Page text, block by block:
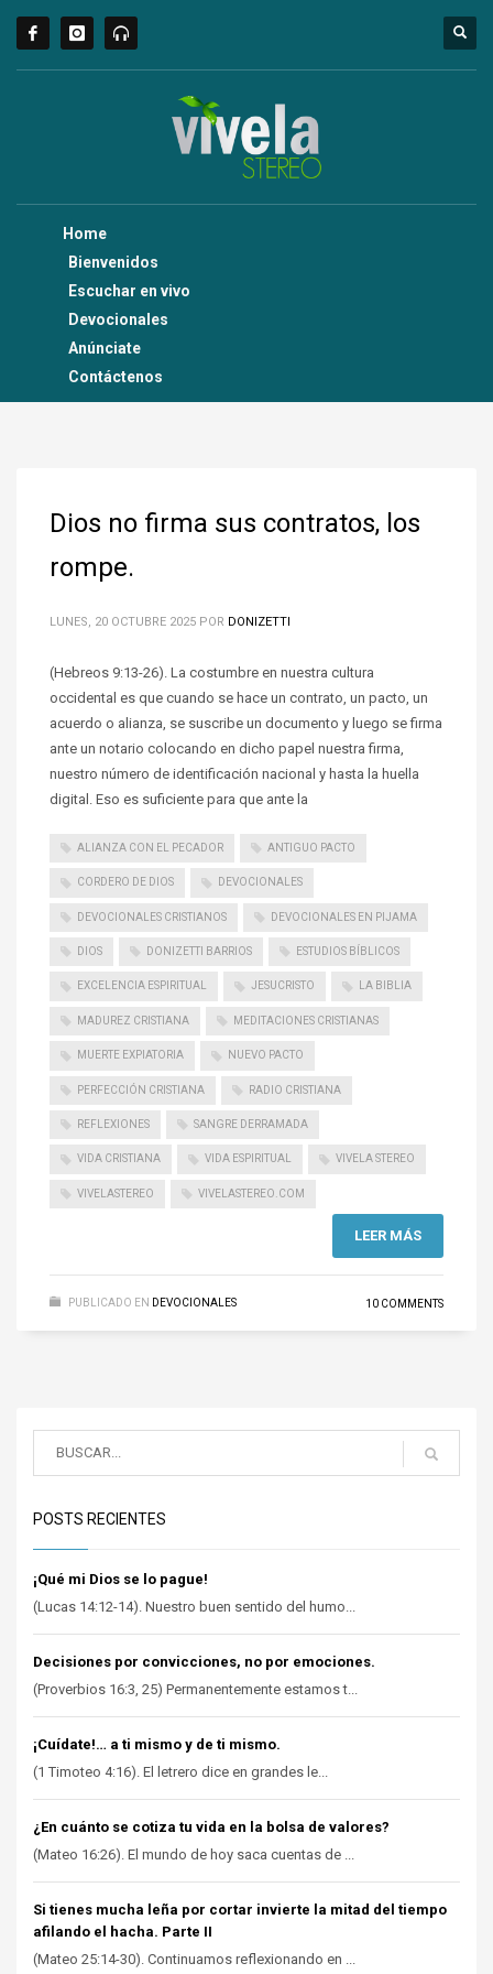
Home
Bienvenidos
Escuchar en vivo
Devocionales
Anúnciate
Contáctenos
Dios no firma sus contratos, los
rompe.
LUNES, 20 OCTUBRE 2025 POR DONIZETTI
(Hebreos 9:13-26). La costumbre en nuestra cultura
occidental es que cuando se hace un contrato, un pacto, un
acuerdo o alianza, se suscribe un documento y luego se firma
ante un notario colocando en dicho papel nuestra firma,
nuestro número de identificación nacional y hasta la huella
digital. Eso es suficiente para que ante la
ALIANZA CON EL PECADOR ANTIGUO PACTO
CORDERO DE DIOS DEVOCIONALES
DEVOCIONALES CRISTIANOS DEVOCIONALES EN PIJAMA
DIOS DONIZETTI BARRIOS ESTUDIOS BÍBLICOS
EXCELENCIA ESPIRITUAL JESUCRISTO LA BIBLIA
MADUREZ CRISTIANA MEDITACIONES CRISTIANAS
MUERTE EXPIATORIA NUEVO PACTO
PERFECCIÓN CRISTIANA RADIO CRISTIANA
REFLEXIONES SANGRE DERRAMADA
VIDA CRISTIANA VIDA ESPIRITUAL VIVELA STEREO
VIVELASTEREO VIVELASTEREO.COM
LEER MÁS
PUBLICADO EN DEVOCIONALES 10 COMMENTS
POSTS RECIENTES
¡Qué mi Dios se lo pague!
(Lucas 14:12-14). Nuestro buen sentido del humo...
Decisiones por convicciones, no por emociones.
(Proverbios 16:3, 25) Permanentemente estamos t...
¡Cuídate!… a ti mismo y de ti mismo.
(1 Timoteo 4:16). El letrero dice en grandes le...
¿En cuánto se cotiza tu vida en la bolsa de valores?
(Mateo 16:26). El mundo de hoy saca cuentas de ...
Si tienes mucha leña por cortar invierte la mitad del tiempo
afilando el hacha. Parte II
(Mateo 25:14-30). Continuamos reflexionando en ...